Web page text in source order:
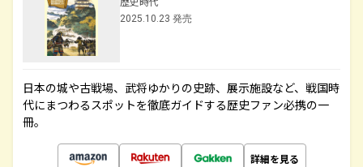
2025.10.23 発売
日本の城や古戦場、武将ゆかりの史跡、展示施設など、戦国時
代にまつわるスポットを徹底ガイドする歴史ファン必携の一
冊。
詳細を見る